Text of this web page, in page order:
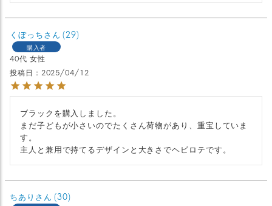
くぼっち 29
購入者
40代 女性
投稿日
2025/04/12
ブラックを購入しました。
まだ子どもが小さいのでたくさん荷物があり、重宝していま
す。
主人と兼用で持てるデザインと大きさでヘビロテです。
ちあり 30